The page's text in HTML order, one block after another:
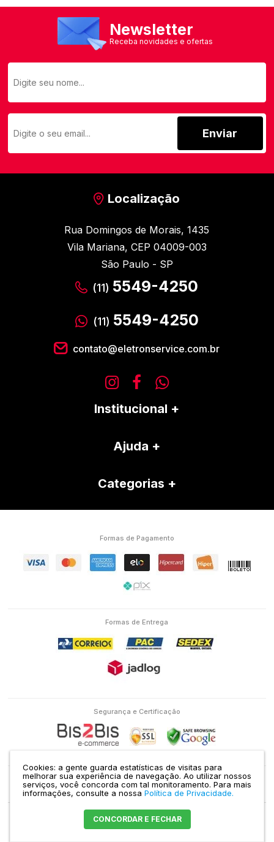
Cookies: a gente guarda estatísticas de visitas para
melhorar sua experiência de navegação. Ao utilizar nossos
serviços, você concorda com tal monitoramento. Para mais
informações, consulte a nossa Política de Privacidade.
CONCORDAR E FECHAR
Newsletter
Receba novidades e ofertas
Enviar
Localização
Rua Domingos de Morais, 1435
Vila Mariana, CEP 04009-003
São Paulo - SP
(11) 5549-4250
(11) 5549-4250
contato@eletronservice.com.br
Institucional
Ajuda
Categorias
Formas de Pagamento
Formas de Entrega
Segurança e Certificação
Eletron Service Comércio e Serviço Ltda | CNPJ: 04.586.463/0001-38 | RUA
DOMINGOS DE MORAIS, 1435 VILA MARIANA SÃO PAULO - SP |Mapa do site
Crie sua loja virtualcom a melhor empresa de e-commerce do Brasil.